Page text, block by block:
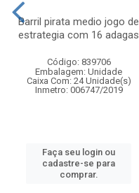
Barril pirata medio jogo de
estrategia com 16 adagas
Código: 839706
Embalagem: Unidade
Caixa Com: 24 Unidade(s)
Inmetro: 006747/2019
Faça seu login ou
cadastre-se para
comprar.